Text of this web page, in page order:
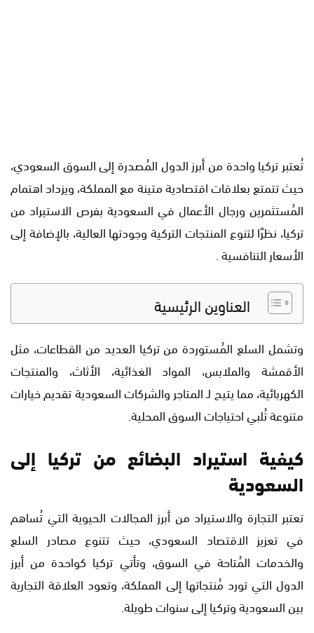
تُعتبر تركيا واحدة من أبرز الدول المُصدرة إلى السوق السعودي،
حيث تتمتع بعلاقات اقتصادية متينة مع المملكة، ويزداد اهتمام
المُستثمرين ورجال الأعمال في السعودية بفرص الاستيراد من
تركيا، نظرًا لتنوع المنتجات التركية وجودتها العالية، بالإضافة إلى
الأسعار التنافسية .
العناوين الرئيسية
وتشمل السلع المُستوردة من تركيا العديد من القطاعات، مثل
الأقمشة والملابس، المواد الغذائية، الأثاث، والمنتجات
الكهربائية، مما يتيح لـ المتاجر والشركات السعودية تقديم خيارات
متنوعة تُلبي احتياجات السوق المحلية.
كيفية استيراد البضائع من تركيا إلى
السعودية
تعتبر التجارة والاستيراد من أبرز المجالات الحيوية التي تُساهم
في تعزيز الاقتصاد السعودي، حيث تتنوع مصادر السلع
والخدمات المُتاحة في السوق، وتأتي تركيا كواحدة من أبرز
الدول التي تورد مُنتجاتها إلى المملكة، وتعود العلاقة التجارية
بين السعودية وتركيا إلى سنوات طويلة.